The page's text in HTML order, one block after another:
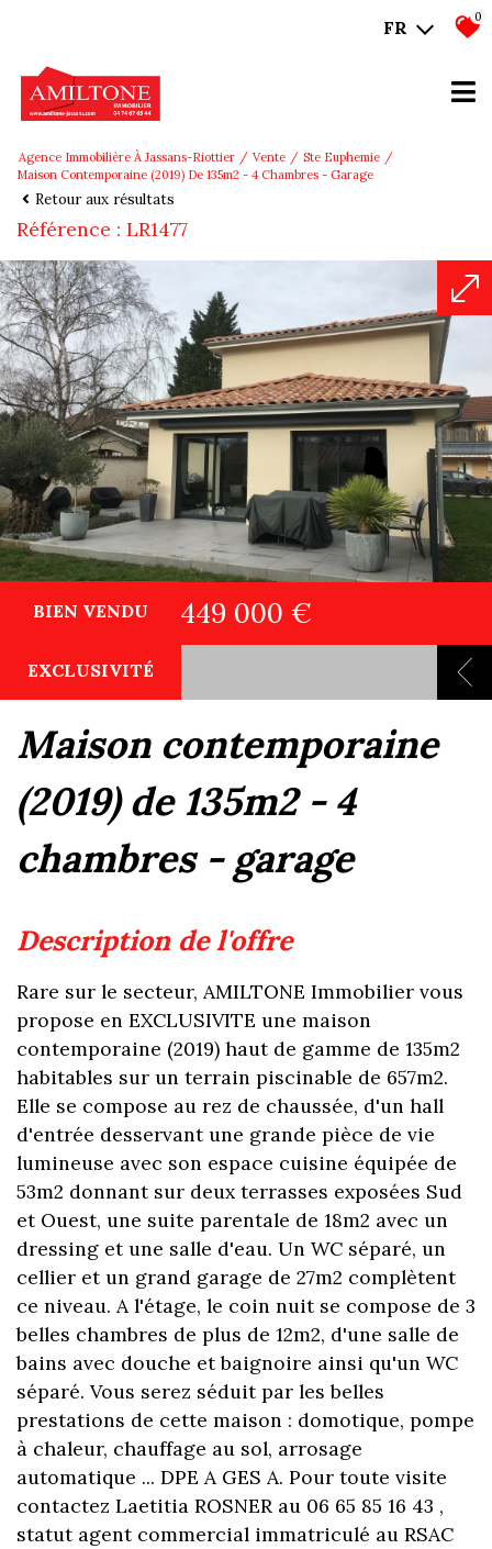
FR
0
Agence Immobilière À Jassans-Riottier Vente
Ste Euphemie
Maison Contemporaine (2019) De 135m2 - 4 Chambres - Garage
Retour aux résultats
Référence : LR1477
BIEN VENDU
EXCLUSIVITÉ
449 000 €
maison contemporaine
(2019) de 135m2 - 4
chambres - garage
description de l'offre
Rare sur le secteur, AMILTONE Immobilier vous
propose en EXCLUSIVITE une maison
contemporaine (2019) haut de gamme de 135m2
habitables sur un terrain piscinable de 657m2.
Elle se compose au rez de chaussée, d'un hall
d'entrée desservant une grande pièce de vie
lumineuse avec son espace cuisine équipée de
53m2 donnant sur deux terrasses exposées Sud
et Ouest, une suite parentale de 18m2 avec un
dressing et une salle d'eau. Un WC séparé, un
cellier et un grand garage de 27m2 complètent
ce niveau. A l'étage, le coin nuit se compose de 3
belles chambres de plus de 12m2, d'une salle de
bains avec douche et baignoire ainsi qu'un WC
séparé. Vous serez séduit par les belles
prestations de cette maison : domotique, pompe
à chaleur, chauffage au sol, arrosage
automatique ... DPE A GES A. Pour toute visite
contactez Laetitia ROSNER au 06 65 85 16 43 ,
statut agent commercial immatriculé au RSAC